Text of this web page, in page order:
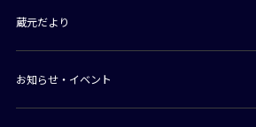
蔵元だより
お知らせ・イベント